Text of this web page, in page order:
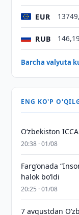
EUR
RUB
Barcha valyuta
ENG KO'P
O‘zbekiston
20:38 · 01/08
Farg‘onada
halok bo‘ldi
20:25 · 01/08
7 avgustdan